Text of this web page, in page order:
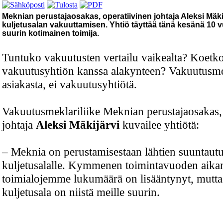
Meknian perustajaosakas, operatiivinen johtaja Aleksi
kuljetusalan vakuuttamisen. Yhtiö täyttää tänä kesänä 10
suurin kotimainen toimija.
Tuntuko vakuutusten vertailu vaikealta?
vakuutusyhtiön kanssa alakynteen?
asiakasta, ei vakuutusyhtiötä.
Vakuutusmeklariliike Meknian
johtaja Aleksi Mäkijärvi kuvailee yhtiötä:
– Meknia on perustamisestaan lähtien
kuljetusalalle. Kymmenen toimintavuoden
toimialojemme lukumäärä on lisääntynyt,
kuljetusala on niistä meille suurin.